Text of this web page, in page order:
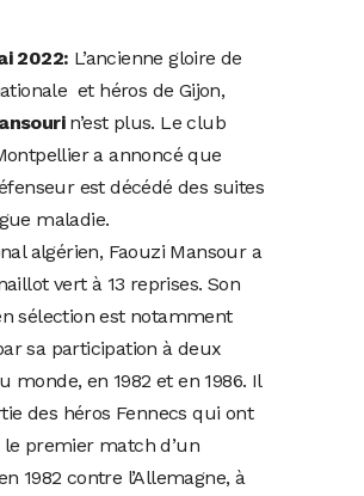
2022: L’ancienne gloire de
et héros de Gijon,
n’est plus. Le club
a annoncé que
est décédé des suites
maladie.
algérien, Faouzi Mansour a
vert à 13 reprises. Son
sélection est notamment
sa participation à deux
monde, en 1982 et en 1986. Il
des héros Fennecs qui ont
premier match d’un
1982 contre l’Allemagne, à